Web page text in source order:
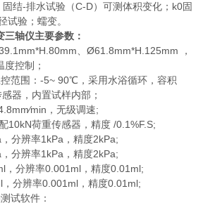
结-排水试验（C-D）可测体积变化；k0固
试验；蠕变。
三轴仪主要参数：
、Ø61.8mm*H.125mm ，
控制；
围：-5~ 90℃，采用水浴循环，容积
器，内置试样内部；
，无级调速;
荷重传感器，精度 /0.1%F.S;
辨率1kPa，精度2kPa;
辨率1kPa，精度2kPa;
分辨率0.001ml，精度0.01ml;
分辨率0.001ml，精度0.01ml;
试软件：